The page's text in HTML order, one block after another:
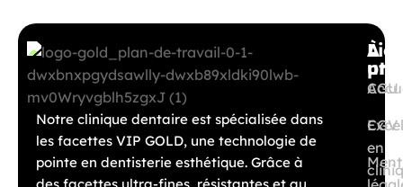
Notre clinique dentaire est spécialisée dans
les facettes VIP GOLD, une technologie de
pointe en dentisterie esthétique. Grâce à
À
en
CGU
CGV